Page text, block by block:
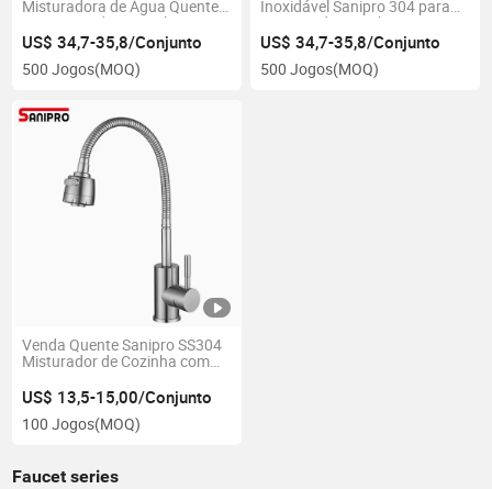
Misturadora de Água Quente e
Fria Montada no Deck Sanipro
Black
US$ 34,7-35,8/Conjunto
500 Jogos(MOQ)
Inoxidável Sanipro 304 para
Torneira de Cozinha
US$ 34,7-35,8/Conjunto
500 Jogos(MOQ)
Venda Quente Sanipro SS304
Misturador de Cozinha com
US$ 13,5-15,00/Conjunto
100 Jogos(MOQ)
Faucet series